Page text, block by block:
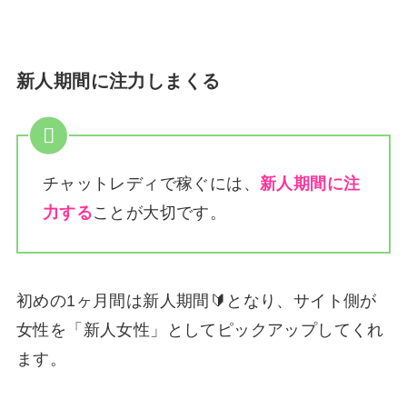
新人期間に注力しまくる
チャットレディで稼ぐには、新人期間に注
力することが大切です。
初めの1ヶ月間は新人期間🔰となり、サイト側が
女性を「新人女性」としてピックアップしてくれ
ます。